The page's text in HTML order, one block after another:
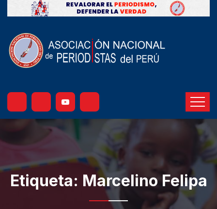
Etiqueta: Marcelino Felipa